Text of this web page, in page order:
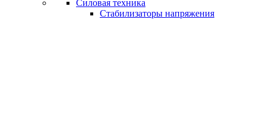
Силовая техника
Стабилизаторы напряжения